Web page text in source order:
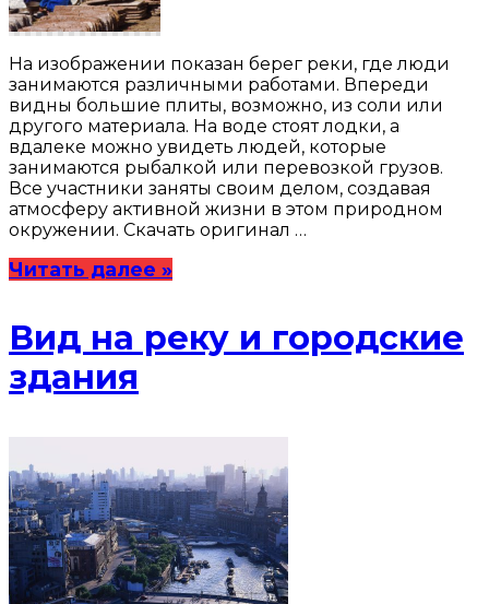
На изображении показан берег реки, где люди
занимаются различными работами. Впереди
видны большие плиты, возможно, из соли или
другого материала. На воде стоят лодки, а
вдалеке можно увидеть людей, которые
занимаются рыбалкой или перевозкой грузов.
Все участники заняты своим делом, создавая
атмосферу активной жизни в этом природном
окружении. Скачать оригинал …
Читать далее »
Вид на реку и городские
здания